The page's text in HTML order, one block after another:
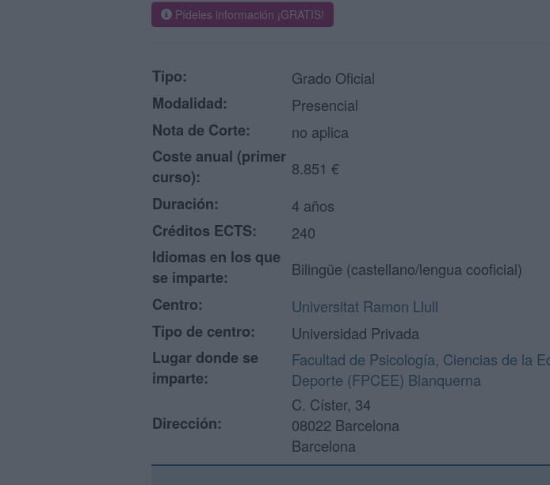
Pídeles información ¡GRATIS!
Tipo:
Grado Oficial
Modalidad:
Presencial
Nota de Corte:
no aplica
Coste anual (primer
curso):
8.851 €
Duración:
4 años
Créditos ECTS:
240
Idiomas en los que
se imparte:
Bilingüe (castellano/lengua cooficial)
Centro:
Universitat Ramon Llull
Tipo de centro:
Universidad Privada
Lugar donde se
imparte:
Facultad de Psicología, Ciencias de la
Deporte (FPCEE) Blanquerna
Dirección:
C. Císter, 34
08022 Barcelona
Barcelona